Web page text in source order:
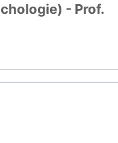
- Prof.